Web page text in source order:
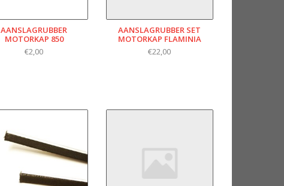
AANSLAGRUBBER
MOTORKAP 850
€2,00
AANSLAGRUBBER SET
MOTORKAP FLAMINIA
€22,00